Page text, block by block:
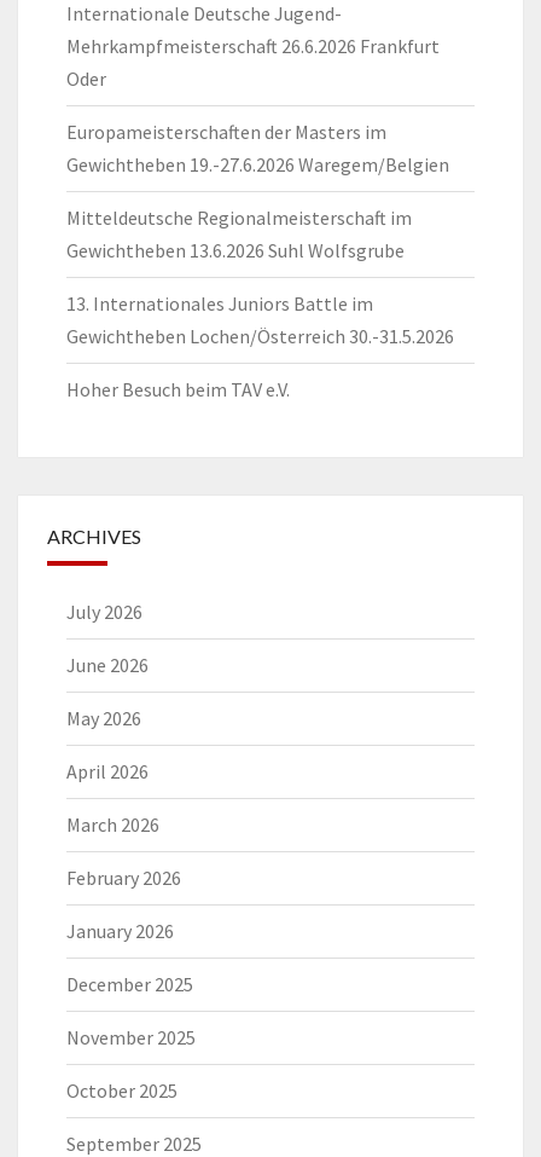
Internationale Deutsche Jugend-
Mehrkampfmeisterschaft 26.6.2026 Frankfurt
Oder
Europameisterschaften der Masters im
Gewichtheben 19.-27.6.2026 Waregem/Belgien
Mitteldeutsche Regionalmeisterschaft im
Gewichtheben 13.6.2026 Suhl Wolfsgrube
13. Internationales Juniors Battle im
Gewichtheben Lochen/Österreich 30.-31.5.2026
Hoher Besuch beim TAV e.V.
ARCHIVES
July 2026
June 2026
May 2026
April 2026
March 2026
February 2026
January 2026
December 2025
November 2025
October 2025
September 2025